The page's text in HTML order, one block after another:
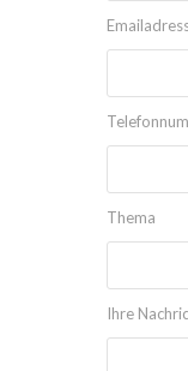
Thema
Ihre